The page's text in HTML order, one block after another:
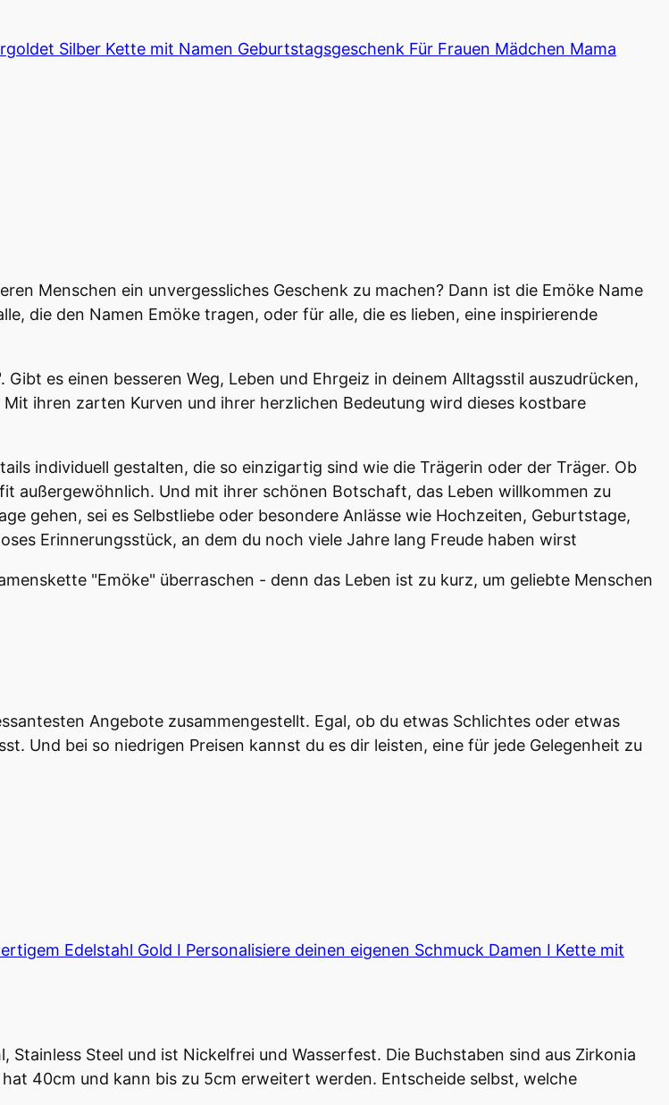
Silber Kette mit Namen Geburtstagsgeschenk Für Frauen Mädchen Mama
Menschen ein unvergessliches Geschenk zu machen? Dann ist die Emöke Name
die den Namen Emöke tragen, oder für alle, die es lieben, eine inspirierende
es einen besseren Weg, Leben und Ehrgeiz in deinem Alltagsstil auszudrücken,
ihren zarten Kurven und ihrer herzlichen Bedeutung wird dieses kostbare
individuell gestalten, die so einzigartig sind wie die Trägerin oder der Träger. Ob
außergewöhnlich. Und mit ihrer schönen Botschaft, das Leben willkommen zu
gehen, sei es Selbstliebe oder besondere Anlässe wie Hochzeiten, Geburtstage,
Erinnerungsstück, an dem du noch viele Jahre lang Freude haben wirst
"Emöke" überraschen - denn das Leben ist zu kurz, um geliebte Menschen
Angebote zusammengestellt. Egal, ob du etwas Schlichtes oder etwas
Und bei so niedrigen Preisen kannst du es dir leisten, eine für jede Gelegenheit zu
Edelstahl Gold I Personalisiere deinen eigenen Schmuck Damen I Kette mit
Steel und ist Nickelfrei und Wasserfest. Die Buchstaben sind aus Zirkonia
40cm und kann bis zu 5cm erweitert werden. Entscheide selbst, welche